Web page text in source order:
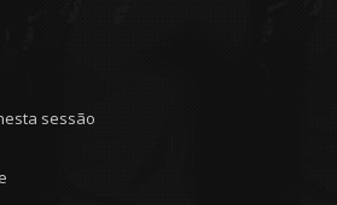
sessão